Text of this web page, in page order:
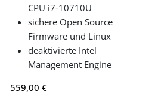
CPU i7-10710U
sichere Open Source
Firmware und Linux
deaktivierte Intel
Management Engine
559,00 €